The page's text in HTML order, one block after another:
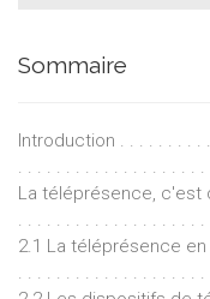
Sommaire
Introduction . . . . . . . . .
. . . . . . . . . . . . . . . . . . .
La téléprésence, c'est
. . . . . . . . . . . . . . . . . . .
2.1 La téléprésence en
. . . . . . . . . . . . . . . . . . .